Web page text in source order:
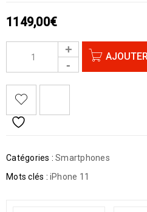
1149,00€
Catégories : Smartphones
Mots clés : iPhone 11